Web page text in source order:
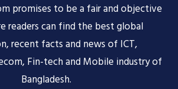
promises to be a fair and objective
readers can find the best global
recent facts and news of ICT,
Fin-tech and Mobile industry of
Bangladesh.